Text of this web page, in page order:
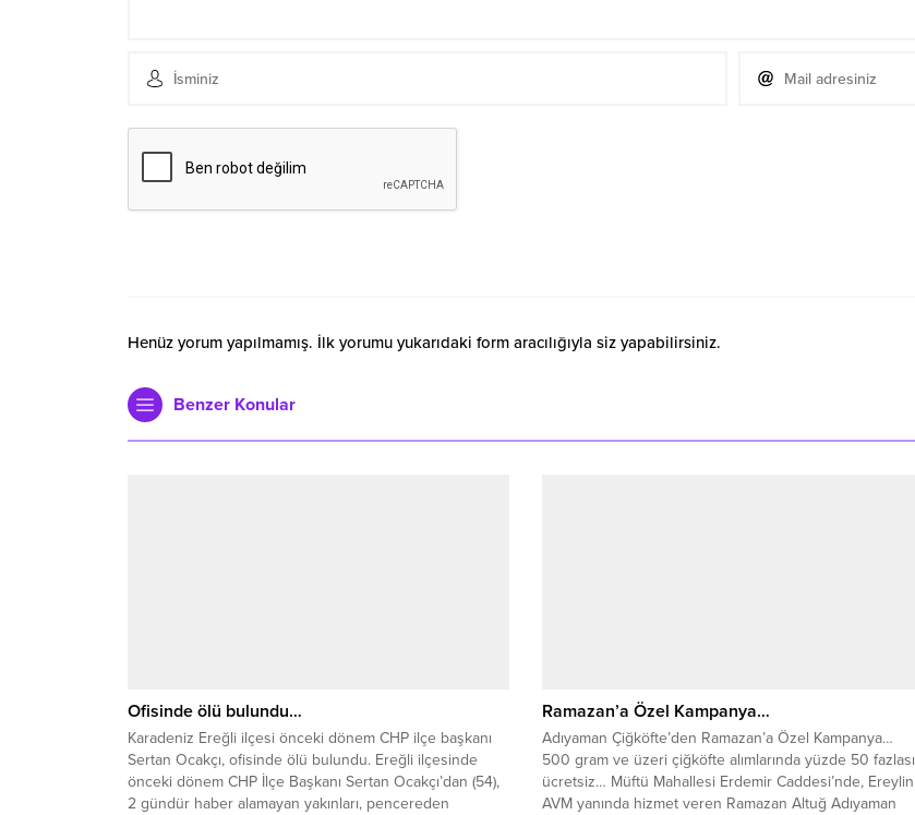
Henüz yorum yapılmamış. İlk yorumu yukarıdaki form aracılığıyla siz yapabilirsiniz.
Benzer Konular
Ofisinde ölü bulundu…
Karadeniz Ereğli ilçesi önceki dönem CHP ilçe başkanı
Sertan Ocakçı, ofisinde ölü bulundu. Ereğli ilçesinde
önceki dönem CHP İlçe Başkanı Sertan Ocakçı’dan (54),
2 gündür haber alamayan yakınları, pencereden
Ramazan’a Özel Kampanya…
Adıyaman Çiğköfte’den Ramazan’a Özel Kampanya…
500 gram ve üzeri çiğköfte alımlarında yüzde 50 fazlası
ücretsiz… Müftü Mahallesi Erdemir Caddesi’nde, Ereylin
AVM yanında hizmet veren Ramazan Altuğ Adıyaman